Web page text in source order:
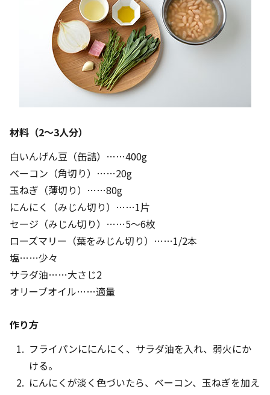
材料（2～3人分）
白いんげん豆（缶詰）……400g
ベーコン（角切り）……20g
玉ねぎ（薄切り）……80g
にんにく（みじん切り）……1片
セージ（みじん切り）……5～6枚
ローズマリー（葉をみじん切り）……1/2本
塩……少々
サラダ油……大さじ2
オリーブオイル……適量
作り方
フライパンににんにく、サラダ油を入れ、弱火にか
ける。
にんにくが淡く色づいたら、ベーコン、玉ねぎを加え